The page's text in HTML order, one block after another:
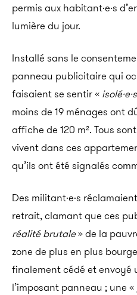
permis aux habitant·e·s
lumière du jour.
Installé sans le
panneau publicitaire qui
faisaient se sentir « isolé·e·s
moins de 19 ménages ont
affiche de 120 m². Tous
vivent dans ces
qu’ils ont été signalés
Des militant·e·s
retrait, clamant que ces
réalité brutale» de la
zone de plus en plus
finalement cédé et envoyé
l’imposant panneau ; une «